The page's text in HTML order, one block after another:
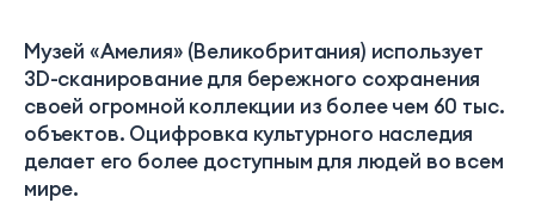
Музей «Амелия» (Великобритания) использует
3D-сканирование для бережного сохранения
своей огромной коллекции из более чем 60 тыс.
объектов. Оцифровка культурного наследия
делает его более доступным для людей во всем
мире.